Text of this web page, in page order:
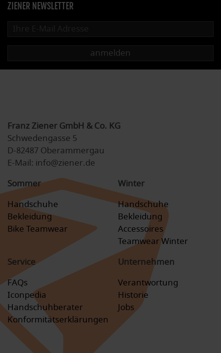
ZIENER NEWSLETTER
anmelden
Franz Ziener GmbH & Co. KG
Schwedengasse 5
D-82487 Oberammergau
E-Mail: info@ziener.de
Sommer
Handschuhe
Bekleidung
Bike Teamwear
Winter
Handschuhe
Bekleidung
Accessoires
Teamwear Winter
Service
FAQs
Iconpedia
Handschuhberater
Konformitätserklärungen
Unternehmen
Verantwortung
Historie
Jobs